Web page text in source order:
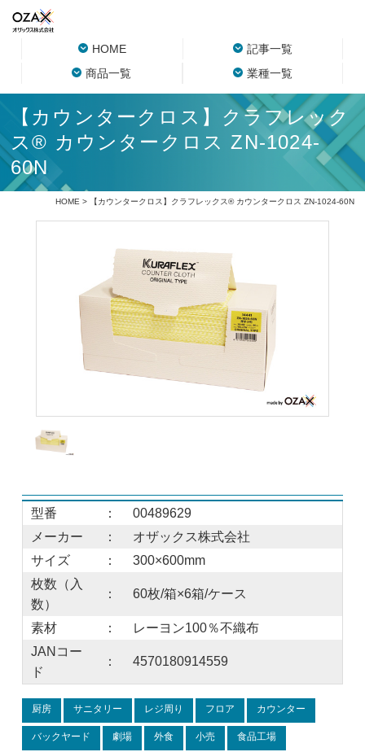
HOME
記事一覧
商品一覧
業種一覧
【カウンタークロス】クラフレック
ス® カウンタークロス ZN-1024-
60N
HOME > 【カウンタークロス】クラフレックス® カウンタークロス ZN-1024-60N
型番 ：
00489629
メーカー
：
オザックス株式会社
サイズ
：
300×600mm
枚数（入
数）
： 60枚/箱×6箱/ケース
素材 ：
レーヨン100％不織布
JANコー
ド
： 4570180914559
厨房 サニタリー レジ周り フロア カウンター
バックヤード 劇場 外食 小売 食品工場